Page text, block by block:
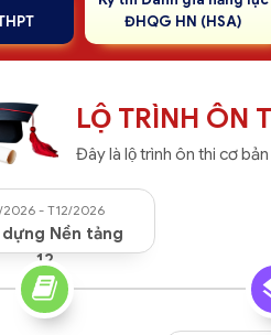
LỘ TRÌNH ÔN
Đây là lộ trình ôn thi cơ
2026 - T12/2026
Nền tảng
12
ĐHQG HN (HSA)